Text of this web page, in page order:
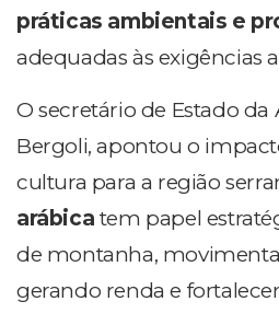
práticas ambientais e
adequadas às exigências
O secretário de Estado
Bergoli, apontou o
cultura para a região
arábica tem papel
de montanha,
gerando renda e